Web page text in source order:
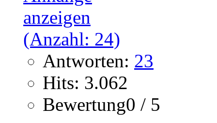
Antworten: 23
Hits: 3.062
Bewertung0 / 5